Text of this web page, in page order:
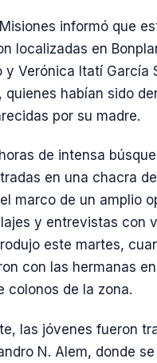
informó que
localizadas en
y Verónica Itatí García
quienes habían sido
por su madre.
de intensa
en una chacra
marco de un amplio
y entrevistas con
este martes,
con las hermanas
colonos de la zona.
las jóvenes fueron
N. Alem, donde